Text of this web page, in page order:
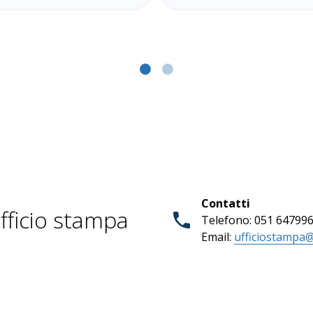
stampa
Contatti
Telefono: 051
Email: